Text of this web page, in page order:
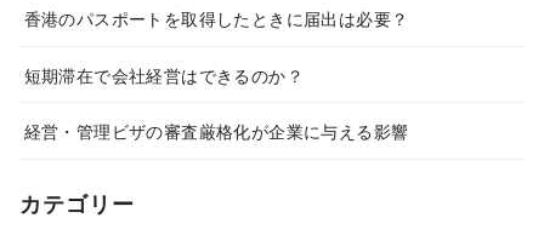
香港のパスポートを取得したときに届出は必要？
短期滞在で会社経営はできるのか？
経営・管理ビザの審査厳格化が企業に与える影響
カテゴリー